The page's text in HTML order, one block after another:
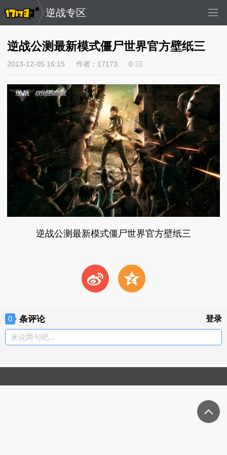
逆战专区
逆战公测最新模式僵尸世界官方壁纸三
2013-12-05 16:15 作者：17173 0
逆战公测最新模式僵尸世界官方壁纸三
t z
0 条评论 登录
来说两句吧...